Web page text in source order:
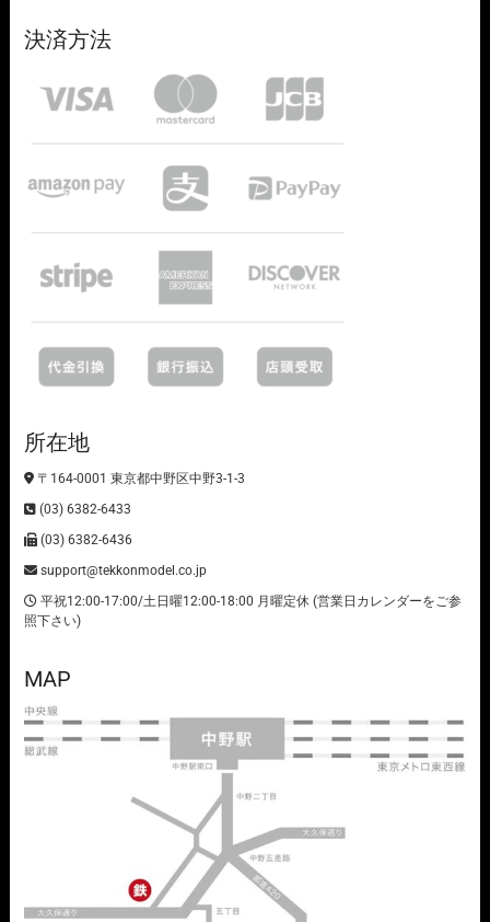
決済方法
所在地
〒164-0001 東京都中野区中野3-1-3
(03) 6382-6433
(03) 6382-6436
support@tekkonmodel.co.jp
平祝12:00-17:00/土日曜12:00-18:00 月曜定休 (営業日カレンダーをご参
照下さい)
MAP